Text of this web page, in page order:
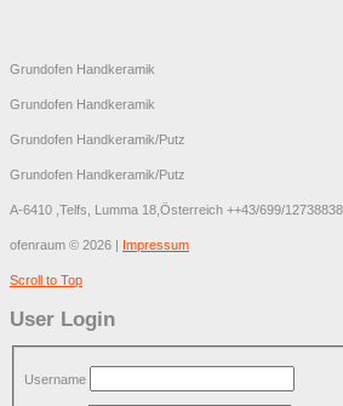
Grundofen Handkeramik
Grundofen Handkeramik
Grundofen Handkeramik/Putz
Grundofen Handkeramik/Putz
A-6410 ,Telfs, Lumma 18,Österreich ++43/699/
ofenraum © 2026 | Impressum
Scroll to Top
User Login
Username